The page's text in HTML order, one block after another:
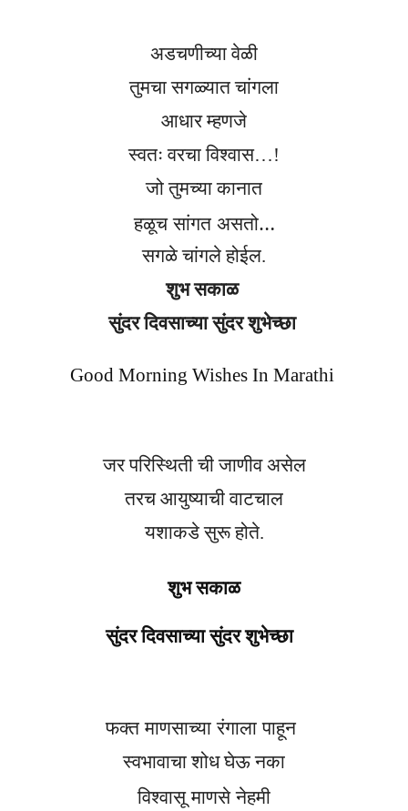
अडचणीच्या वेळी
तुमचा सगळ्यात चांगला
आधार म्हणजे
स्वतः वरचा विश्वास…!
जो तुमच्या कानात
हळूच सांगत असतो…
सगळे चांगले होईल.
शुभ सकाळ
सुंदर दिवसाच्या सुंदर शुभेच्छा
Good Morning Wishes In Marathi
जर परिस्थिती ची जाणीव असेल
तरच आयुष्याची वाटचाल
यशाकडे सुरू होते.
शुभ सकाळ
सुंदर दिवसाच्या सुंदर शुभेच्छा
फक्तमाणसाच्या रंगालापाहून
स्वभावाचा शोध घेऊ नका
विश्वासू माणसेनेहमी